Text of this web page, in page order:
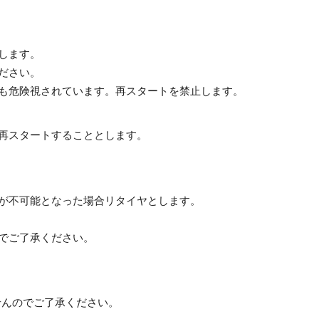
す。
い。
険視されています。再スタートを禁止します。
タートすることとします。
可能となった場合リタイヤとします。
了承ください。
のでご了承ください。